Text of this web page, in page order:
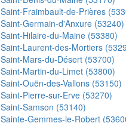
Saint-Fraimbault-de-Prières
Saint-Germain-d'Anxure (53240)
Saint-Hilaire-du-Maine (53380)
Saint-Laurent-des-Mortiers
Saint-Mars-du-Désert (53700)
Saint-Martin-du-Limet (53800)
Saint-Ouën-des-Vallons (53150)
Saint-Pierre-sur-Erve (53270)
Saint-Samson (53140)
Sainte-Gemmes-le-Robert